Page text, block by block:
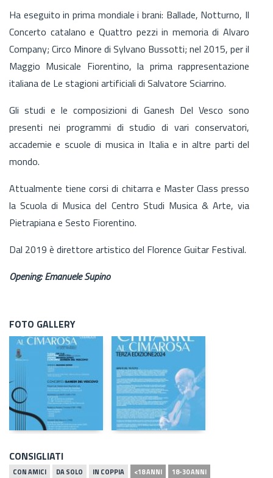
Ha eseguito in prima mondiale i brani: Ballade, Notturno, Il
Concerto catalano e Quattro pezzi in memoria di Alvaro
Company; Circo Minore di Sylvano Bussotti; nel 2015, per il
Maggio Musicale Fiorentino, la prima rappresentazione
italiana de Le stagioni artificiali di Salvatore Sciarrino.
Gli studi e le composizioni di Ganesh Del Vesco sono
presenti nei programmi di studio di vari conservatori,
accademie e scuole di musica in Italia e in altre parti del
mondo.
Attualmente tiene corsi di chitarra e Master Class presso
la Scuola di Musica del Centro Studi Musica & Arte, via
Pietrapiana e Sesto Fiorentino.
Dal 2019 è direttore artistico del Florence Guitar Festival.
Opening: Emanuele Supino
FOTO GALLERY
CONSIGLIATI
CON AMICI DA SOLO IN COPPIA <18 ANNI 18-30 ANNI